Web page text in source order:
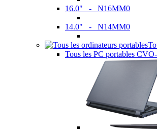
16.0" - N16MM0
14.0" - N14MM0
Tous les PC portables